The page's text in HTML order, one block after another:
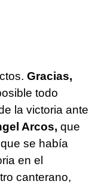
Gracias,
todo
la victoria ante
Arcos, que
se había
en el
canterano,